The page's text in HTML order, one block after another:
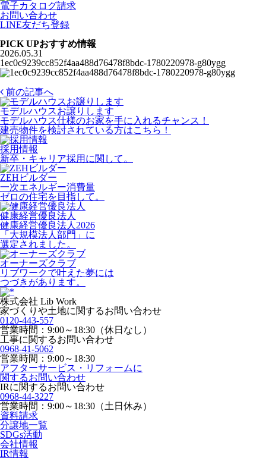
電子カタログ請求
お問い合わせ
LINE友だち登録
PICK UPおすすめ情報
2026.05.31
1ec0c9239cc852f4aa488d76478f8bdc-1780220978-g80ygg
前の記事へ
モデルハウスお譲りします
モデルハウス仕様のお家を手に入れるチャンス！
建売物件を検討されている方はこちら！
採用情報
新卒・キャリア採用に関して。
ZEHビルダー
一次エネルギー消費量
ゼロの住宅を目指して。
健康経営優良法人
健康経営優良法人2026
「大規模法人部門」に
選定されました。
オーナーズクラブ
リブワークで叶えた夢には
つづきがあります。
株式会社 Lib Work
家づくりや土地に関するお問い合わせ
0120-443-557
営業時間：9:00～18:30（休日なし）
工事に関するお問い合わせ
0968-41-5062
営業時間：9:00～18:30
アフターサービス・リフォームに
関するお問い合わせ
IRに関するお問い合わせ
0968-44-3227
営業時間：9:00～18:30（土日休み）
資料請求
分譲地一覧
SDGs活動
会社情報
IR情報